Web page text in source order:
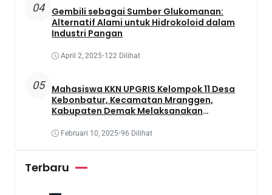
04
Gembili sebagai Sumber Glukomanan:
Alternatif Alami untuk Hidrokoloid dalam
Industri Pangan
April 2, 2025•122 Dilihat
05
Mahasiswa KKN UPGRIS Kelompok 11 Desa
Kebonbatur, Kecamatan Mranggen,
Kabupaten Demak Melaksanakan
Memanfaatkan Lahan Yang Terbengkalai
Februari 10, 2025•96 Dilihat
Terbaru